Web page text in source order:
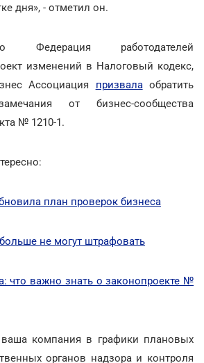
дня», - отметил он.
Федерация работодателей
изменений в Налоговый кодекс,
Ассоциация призвалаобратить
от бизнес-сообщества
№ 1210-1.
план проверок бизнеса
не могут штрафовать
что важно знать о законопроекте №
компания в графики плановых
органов надзора и контроля